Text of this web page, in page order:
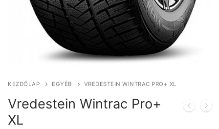
KEZDŐLAP EGYÉB VREDESTEIN WINTRAC PRO+ XL
Vredestein Wintrac Pro+
XL